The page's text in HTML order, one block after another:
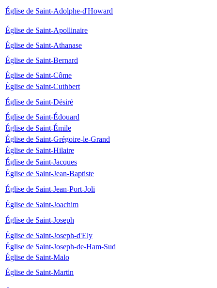
Église de Saint-Adolphe-d'Howard
Église de Saint-Apollinaire
Église de Saint-Athanase
Église de Saint-Bernard
Église de Saint-Côme
Église de Saint-Cuthbert
Église de Saint-Désiré
Église de Saint-Édouard
Église de Saint-Émile
Église de Saint-Grégoire-le-Grand
Église de Saint-Hilaire
Église de Saint-Jacques
Église de Saint-Jean-Baptiste
Église de Saint-Jean-Port-Joli
Église de Saint-Joachim
Église de Saint-Joseph
Église de Saint-Joseph-d'Ely
Église de Saint-Joseph-de-Ham-Sud
Église de Saint-Malo
Église de Saint-Martin